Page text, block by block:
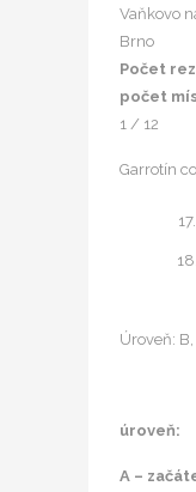
Vaňkovo
Brno
Počet
počet
1 / 12
Garrotín
Úroveň: B,
úroveň:
A –